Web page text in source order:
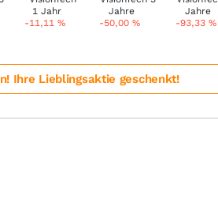
-11,11% -50,00% -93,33%
Ihre Lieblingsaktie geschenkt!